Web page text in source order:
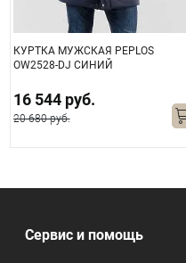
КУРТКА МУЖСКАЯ PEPLOS
OW2528-DJ СИНИЙ
16 544 руб.
20 680 руб.
Сервис и помощь